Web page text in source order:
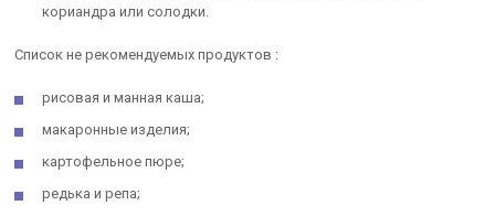
кориандра или солодки.
Список не рекомендуемых продуктов :
рисовая и манная каша;
макаронные изделия;
картофельное пюре;
редька и репа;